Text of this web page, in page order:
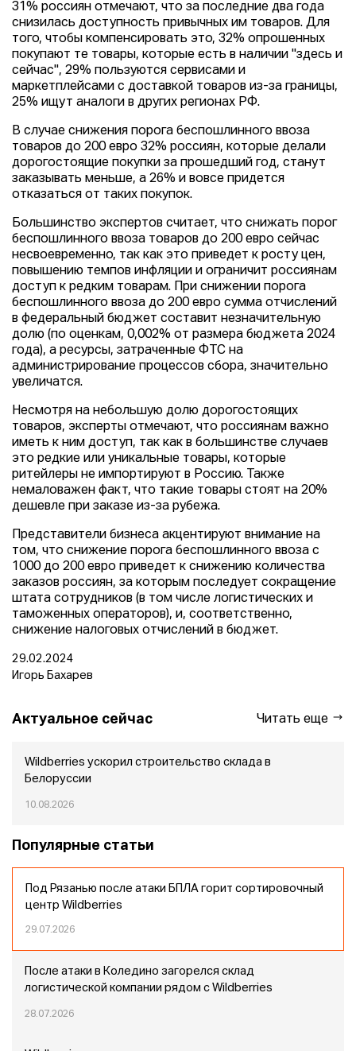
31% россиян отмечают, что за последние два года
снизилась доступность привычных им товаров. Для
того, чтобы компенсировать это, 32% опрошенных
покупают те товары, которые есть в наличии "здесь и
сейчас", 29% пользуются сервисами и
маркетплейсами с доставкой товаров из-за границы,
25% ищут аналоги в других регионах РФ.
В случае снижения порога беспошлинного ввоза
товаров до 200 евро 32% россиян, которые делали
дорогостоящие покупки за прошедший год, станут
заказывать меньше, а 26% и вовсе придется
отказаться от таких покупок.
Большинство экспертов считает, что снижать порог
беспошлинного ввоза товаров до 200 евро сейчас
несвоевременно, так как это приведет к росту цен,
повышению темпов инфляции и ограничит россиянам
доступ к редким товарам. При снижении порога
беспошлинного ввоза до 200 евро сумма отчислений
в федеральный бюджет составит незначительную
долю (по оценкам, 0,002% от размера бюджета 2024
года), а ресурсы, затраченные ФТС на
администрирование процессов сбора, значительно
увеличатся.
Несмотря на небольшую долю дорогостоящих
товаров, эксперты отмечают, что россиянам важно
иметь к ним доступ, так как в большинстве случаев
это редкие или уникальные товары, которые
ритейлеры не импортируют в Россию. Также
немаловажен факт, что такие товары стоят на 20%
дешевле при заказе из-за рубежа.
Представители бизнеса акцентируют внимание на
том, что снижение порога беспошлинного ввоза с
1000 до 200 евро приведет к снижению количества
заказов россиян, за которым последует сокращение
штата сотрудников (в том числе логистических и
таможенных операторов), и, соответственно,
снижение налоговых отчислений в бюджет.
29.02.2024
Игорь Бахарев
Актуальное сейчас Читать еще
Wildberries ускорил строительство склада в
Белоруссии
10.08.2026
Популярные статьи
Под Рязанью после атаки БПЛА горит сортировочный
центр Wildberries
29.07.2026
После атаки в Коледино загорелся склад
логистической компании рядом с Wildberries
28.07.2026